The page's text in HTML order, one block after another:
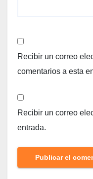
Recibir un correo
comentarios a esta
Recibir un correo
entrada.